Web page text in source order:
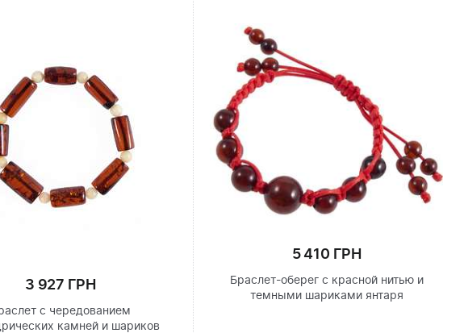
3 927 ГРН
с чередованием
камней и шариков
5 410 ГРН
Браслет-оберег с красной нитью и
темными шариками янтаря